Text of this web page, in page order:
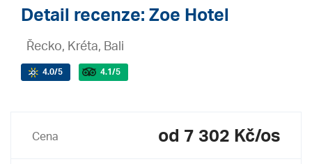
Detail recenze: Zoe Hotel
Řecko, Kréta, Bali
4.0/5 4.1/5
Cena od 7 302 Kč/os